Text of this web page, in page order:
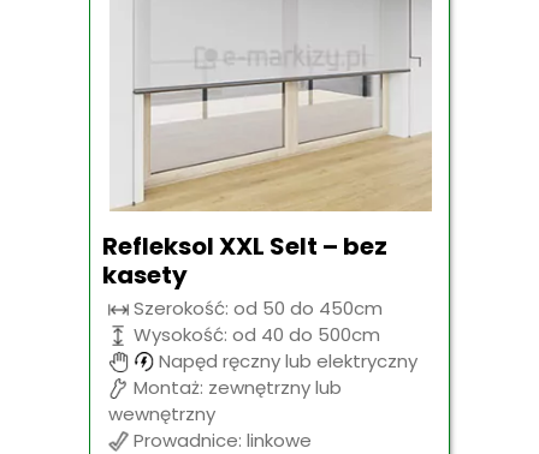
Refleksol XXL Selt – bez
kasety
Szerokość: od 50 do 450cm
Wysokość: od 40 do 500cm
Napęd ręczny lub elektryczny
Montaż: zewnętrzny lub
wewnętrzny
Prowadnice: linkowe